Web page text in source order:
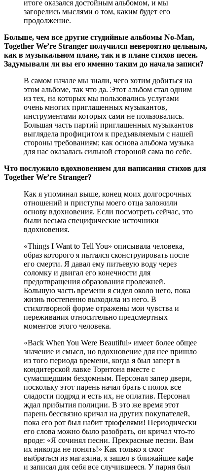
итоге оказался достойным альбомом, и мы
загорелись мыслями о том, каким будет его
продолжение.
Больше, чем все другие студийные альбомы No-Man,
Together We’re Stranger получился невероятно цельным,
как в музыкальном плане, так и в плане стихов песен.
Задумывали ли вы его именно таким до начала записи?
В самом начале мы знали, чего хотим добиться на
этом альбоме, так что да. Этот альбом стал одним
из тех, на которых мы пользовались услугами
очень многих приглашенных музыкантов,
инструментами которых сами не пользовались.
Большая часть партий приглашенных музыкантов
выглядела профицитом к предъявляемым с нашей
стороны требованиям; как основа альбома музыка
для нас оказалась сильной стороной сама по себе.
Что послужило вдохновением для написания стихов для
Together We’re Stranger?
Как я упоминал выше, конец моих долгосрочных
отношений и приступы моего отца заложили
основу вдохновения. Если посмотреть сейчас, это
были весьма специфические источники
вдохновения.
«Things I Want to Tell You» описывала человека,
образ которого я пытался сконструировать после
его смерти. Я давал ему питьевую воду через
соломку и двигал его конечности для
предотвращения образования пролежней.
Большую часть времени я сидел около него, пока
жизнь постепенно выходила из него. В
стихотворной форме отражены мои чувства и
переживания относительно предсмертных
моментов этого человека.
«Back When You Were Beautiful» имеет более общее
значение и смысл, но вдохновение для нее пришло
из того периода времени, когда я был заперт в
кондитерской лавке Торнтона вместе с
сумасшедшим бездомным. Персонал запер двери,
поскольку этот парень начал брать с полок все
сладости подряд и есть их, не оплатив. Персонал
ждал прибытия полиции. В это же время этот
парень бессвязно кричал на других покупателей,
пока его рот был набит трюфелями! Периодически
его слова можно было разобрать, он кричал что-то
вроде: «Я сочинял песни. Прекрасные песни. Вам
их никогда не понять!» Как только я смог
выбраться из магазина, я зашел в ближайшее кафе
и записал для себя все случившееся. У парня был